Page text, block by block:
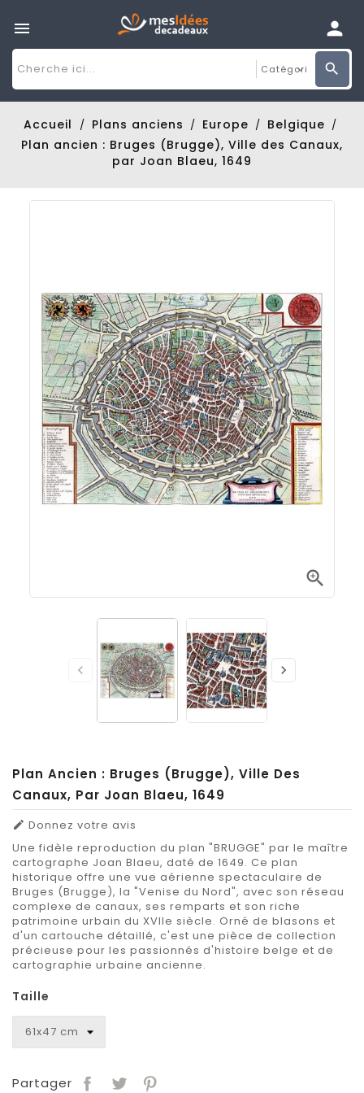

Accueil Plans anciens Europe
Belgique
Plan ancien : Bruges (Brugge), Ville des Canaux,
par Joan Blaeu, 1649

 
Plan Ancien : Bruges (Brugge), Ville Des
Canaux, Par Joan Blaeu, 1649
 Donnez votre avis
Une fidèle reproduction du plan "BRUGGE" par le maître
cartographe Joan Blaeu, daté de 1649. Ce plan
historique offre une vue aérienne spectaculaire de
Bruges (Brugge), la "Venise du Nord", avec son réseau
complexe de canaux, ses remparts et son riche
patrimoine urbain du XVIIe siècle. Orné de blasons et
d'un cartouche détaillé, c'est une pièce de collection
précieuse pour les passionnés d'histoire belge et de
cartographie urbaine ancienne.
Taille
Partager